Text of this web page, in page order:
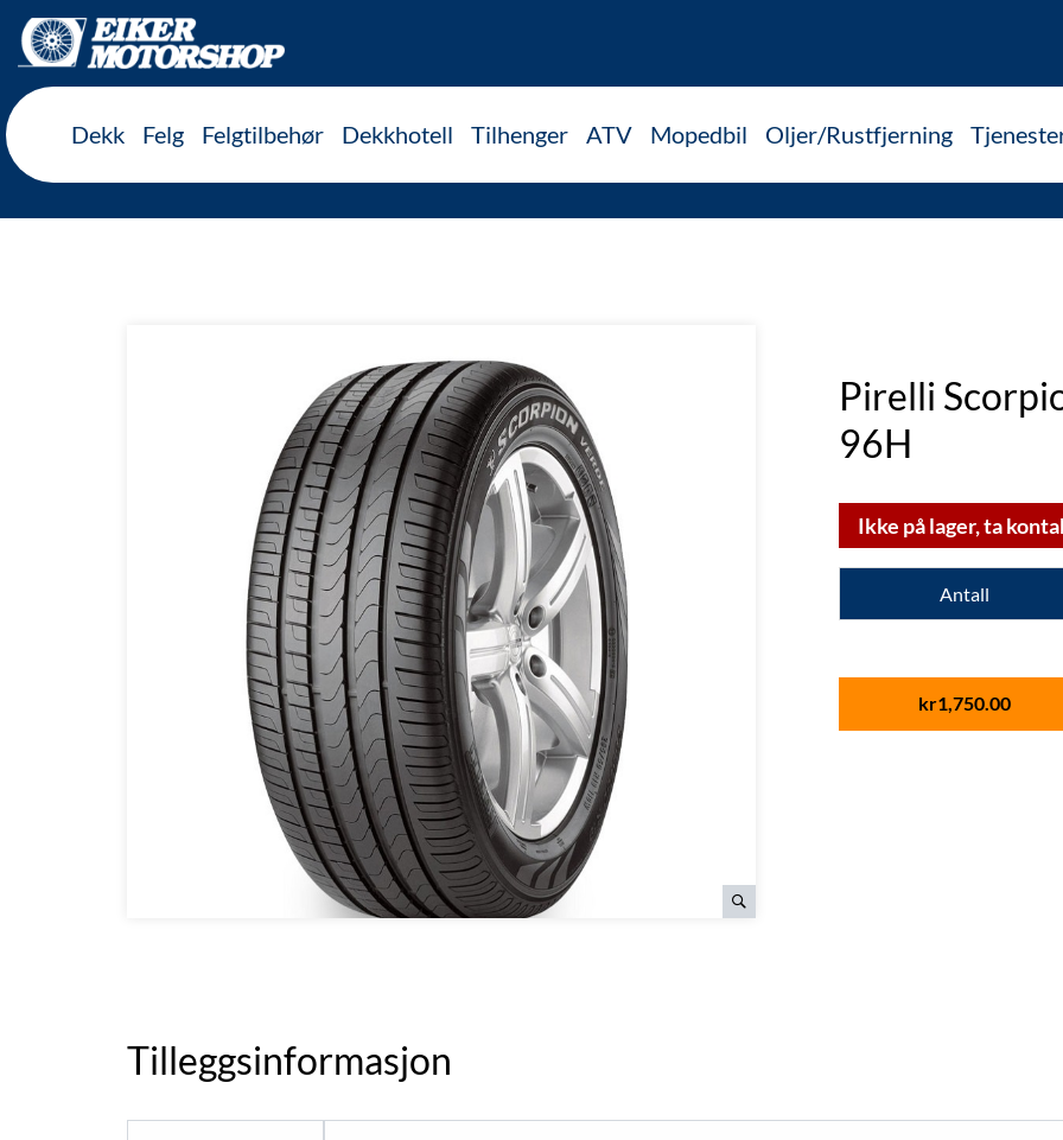
Dekk Felg Felgtilbehør Dekkhotell Tilhenger ATV Mopedbil Oljer/Rustfjerning
Pirelli
96H
Ikke på lager, ta
Antall
kr1,750.00
Inkl. mva
Tilleggsinformasjon